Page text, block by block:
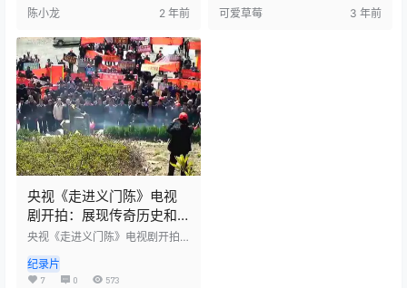
性。通过学习和传承义门陈文
化，加强了家族成员之间的联系
和团结。同时，也让更多的人了
解和感受到义门陈文化的魅力。
陈小龙 2 年前
赞不绝口，认为这种家族文化和
精神对于社会的发展和进步有着
可爱草莓 3 年前
央视《走进义门陈》电视
剧开拍：展现传奇历史和
家族文化
央视《走进义门陈》电视剧开拍
门陈家族的传奇历史和家族文
化。在开拍仪式上，主创团队和
纪录片
7 0 573